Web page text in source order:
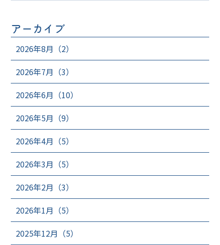
アーカイブ
2026年8月（2）
2026年7月（3）
2026年6月（10）
2026年5月（9）
2026年4月（5）
2026年3月（5）
2026年2月（3）
2026年1月（5）
2025年12月（5）